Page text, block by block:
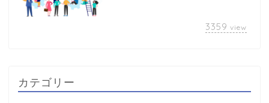
3359 view
カテゴリー